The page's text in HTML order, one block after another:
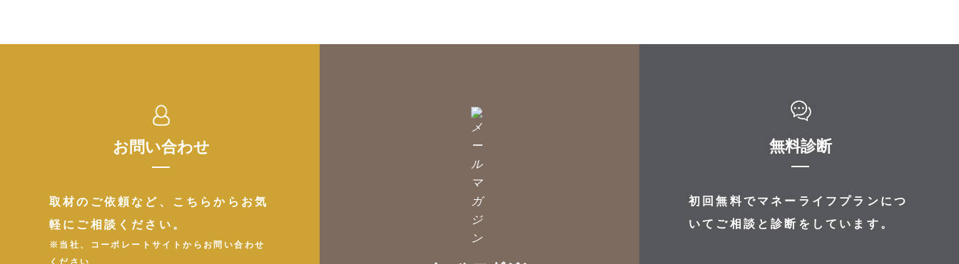
お問い合わせ
取材のご依頼など、こちらからお気
軽にご相談ください。
※当社、コーポレートサイトからお問い合わせ
ください
無料診断
初回無料でマネーライフプランにつ
いてご相談と診断をしています。